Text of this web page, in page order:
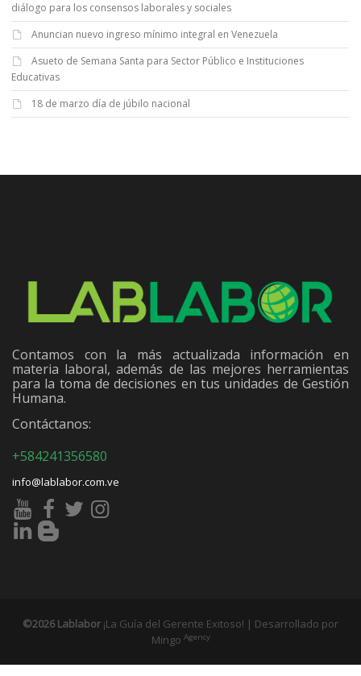
diálogo para los consensos laborales y sociales
Anuncian nuevo ingreso mínimo integral en Venezuela
Asueto de Semana Santa para Sector Público e Instituciones
Educativas
18 de marzo día de júbilo nacional
Contamos con la más actualizada información en
materia laboral, además de las mejores herramientas
para la toma de decisiones en tus unidades de Gestión
Humana.
Contáctanos:
+584241356580
info@lablabor.com.ve
©2026 Lablabor ¡La Guía del Gerente Exitoso! | Desarrollado por
Mingo Agency